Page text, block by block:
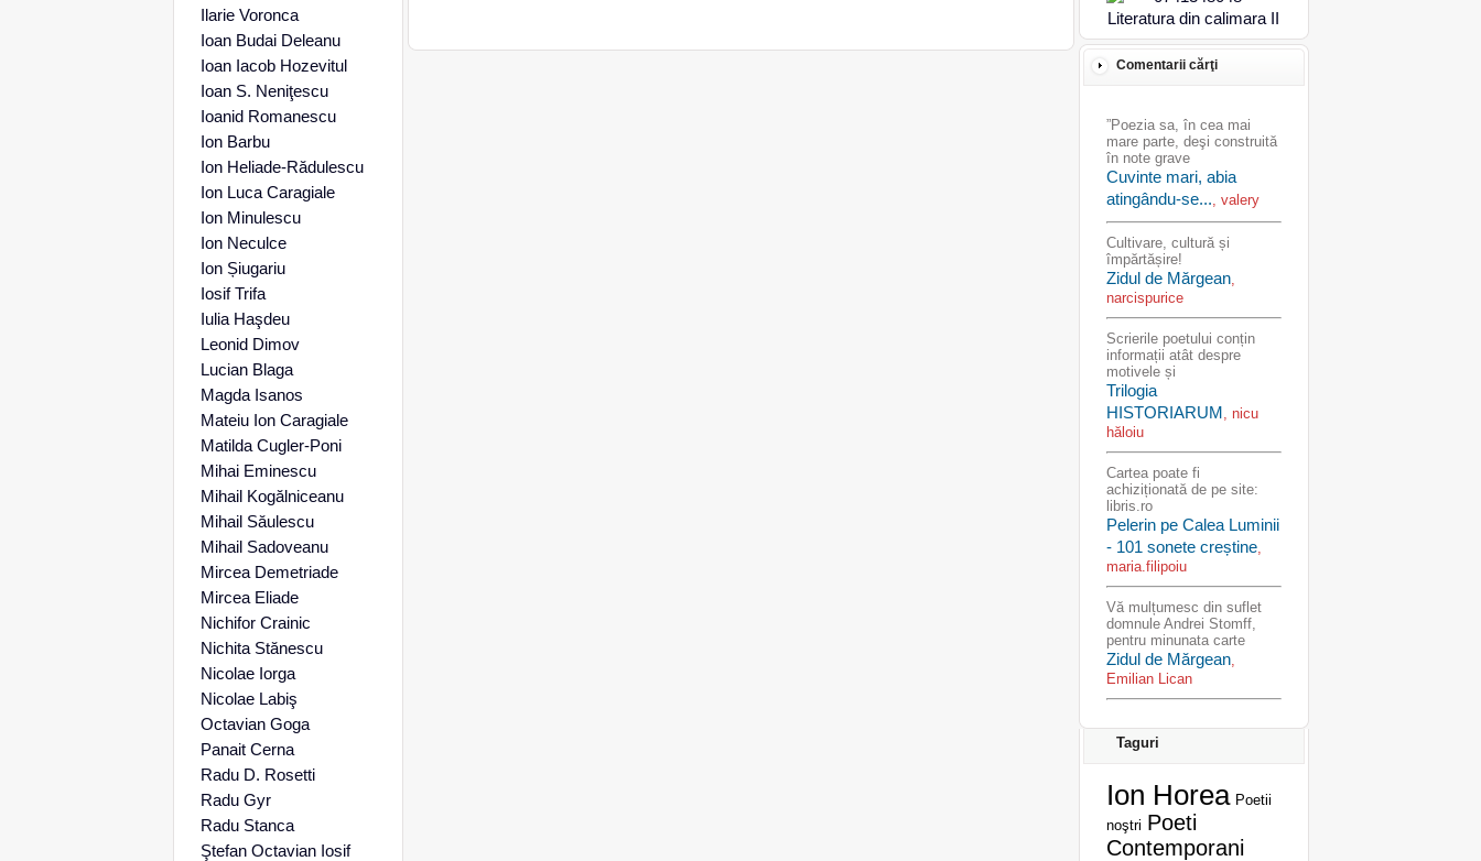
Ilarie Voronca
Ioan Budai Deleanu
Ioan Iacob Hozevitul
Ioan S. Neniţescu
Ioanid Romanescu
Ion Barbu
Ion Heliade-Rădulescu
Ion Luca Caragiale
Ion Minulescu
Ion Neculce
Ion Șiugariu
Iosif Trifa
Iulia Haşdeu
Leonid Dimov
Lucian Blaga
Magda Isanos
Mateiu Ion Caragiale
Matilda Cugler-Poni
Mihai Eminescu
Mihail Kogălniceanu
Mihail Săulescu
Mihail Sadoveanu
Mircea Demetriade
Mircea Eliade
Nichifor Crainic
Nichita Stănescu
Nicolae Iorga
Nicolae Labiş
Octavian Goga
Panait Cerna
Radu D. Rosetti
Radu Gyr
Radu Stanca
Ştefan Octavian Iosif
Comentarii cărţi
”Poezia sa, în cea mai
mare parte, deşi construită
în note grave
Cuvinte mari, abia
atingându-se..., valery
Cultivare, cultură și
împărtășire!
Zidul de Mărgean,
narcispurice
Scrierile poetului conțin
informații atât despre
motivele și
Trilogia
HISTORIARUM, nicu
hăloiu
Cartea poate fi
achiziționată de pe site:
libris.ro
Pelerin pe Calea Luminii
- 101 sonete creștine,
maria.filipoiu
Vă mulțumesc din suflet
domnule Andrei Stomff,
pentru minunata carte
Zidul de Mărgean,
Emilian Lican
Taguri
Ion Horea Poetii
noştri Poeti
Contemporani